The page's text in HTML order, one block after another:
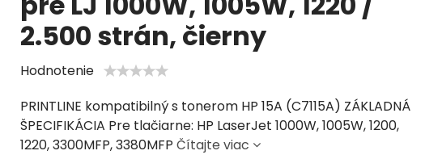
2.500 strán, čierny
Hodnotenie
PRINTLINE kompatibilný s tonerom HP 15A (C7115A) ZÁKLADNÁ
ŠPECIFIKÁCIA Pre tlačiarne: HP LaserJet 1000W, 1005W, 1200,
1220, 3300MFP, 3380MFPČítajte viac